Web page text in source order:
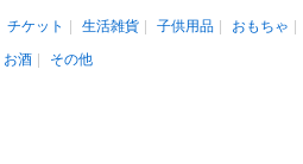
チケット 生活雑貨 子供用品 おもちゃ
お酒 その他